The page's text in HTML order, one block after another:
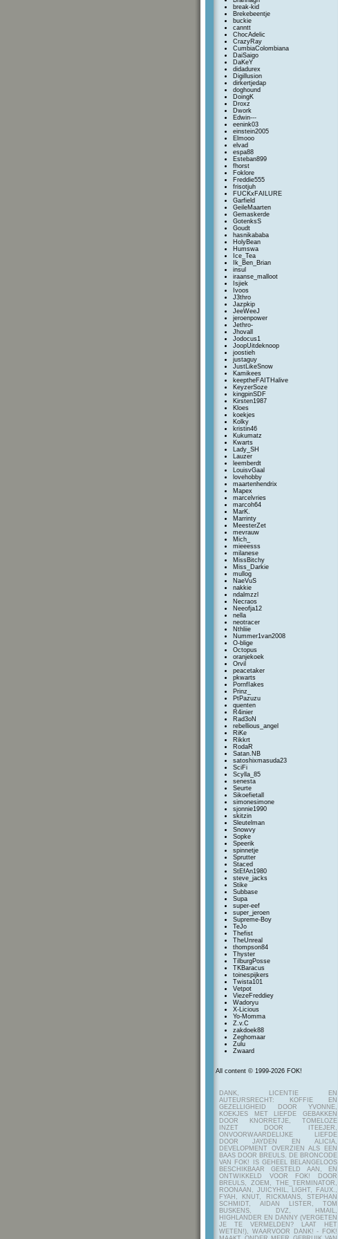
break-kid
Brekebeentje
buckie
canntt
ChocAdelic
CrazyRay
CumbiaColombiana
DaiSaigo
DaKeY
didadurex
Digillusion
dirkertjedap
doghound
DoingK
Droxz
Dwork
Edwin---
eenink03
einstein2005
Elmooo
elvad
espa88
Esteban899
fhorst
Foklore
Freddie555
frisotjuh
FUCKxFAILURE
Garfield
GeileMaarten
Gemaskerde
GotenksS
Goudt
hasnikababa
HolyBean
Humswa
Ice_Tea
Ik_Ben_Brian
insul
iraanse_malloot
Isjiek
Ivoos
J3thro
Jazpkip
JeeWeeJ
jeroenpower
Jethro-
Jhovall
Jodocus1
JoopUitdeknoop
joostieh
justaguy
JustLikeSnow
Kamikees
keeptheFAITHalive
KeyzerSoze
kingpinSDF
Kirsten1987
Kloes
koekjes
Kolky
kristin46
Kukumatz
Kwarts
Lady_SH
Lauzer
leemberdt
LouisvGaal
lovehobby
maartenhendrix
Mapex
marcelvries
marcoh64
MarK.
Marrinty
MeesterZet
mevrauw
Mich_
mieeesss
milanese
MissBitchy
Miss_Darkie
mullog
NaeVuS
nakkie
ndalmzzl
Necraos
Neeofja12
nella
neotracer
Nthliie
Nummer1van2008
O-blige
Octopus
oranjekoek
Orvil
peacetaker
pkwarts
PornfIakes
Prinz_
PtPazuzu
quenten
R4inier
Rad3oN
rebellious_angel
RiKe
Rikkrt
RodaR
Satan.NB
satoshixmasuda23
SciFi
Scylla_85
senesta
Seurte
Sikoefietall
simonesimone
sjonnie1990
skitzin
Sleutelman
Snowvy
Sopke
Speerik
spinnetje
Sprutter
Staced
StEfAn1980
steve_jacks
Stike
Subbase
Supa
super-eef
super_jeroen
Supreme-Boy
TeJo
Thefist
TheUnreal
thompson84
Thyster
TilburgPosse
TKBaracus
toinespijkers
Twista101
Vetpot
ViezeFreddiey
Wadoryu
X-Licious
Yo-Momma
Z.v.C
zakdoek88
Zeghomaar
Zulu
Zwaard
All content © 1999-2026 FOK!
DANK, LICENTIE EN
AUTEURSRECHT: KOFFIE EN
GEZELLIGHEID DOOR YVONNE,
KOEKJES MET LIEFDE GEBAKKEN
DOOR KNORRETJE, TOMELOZE
INZET DOOR ITEEJER,
ONVOORWAARDELIJKE LIEFDE
DOOR JAYDEN EN ALICIA,
DEVELOPMENT OVERZIEN ALS EEN
BAAS DOOR BREULS. DE BRONCODE
VAN FOK! IS GEHEEL BELANGELOOS
BESCHIKBAAR GESTELD AAN, EN
ONTWIKKELD VOOR FOK! DOOR
BREULS, ZOEM, THE_TERMINATOR,
ROONAAN, JUICYHIL, LIGHT, FAUX.,
FYAH, KNUT, RICKMANS, STEPHAN
SCHMIDT, AIDAN LISTER, TOM
BUSKENS, DVZ, HMAIL,
HIGHLANDER EN DANNY (VERGETEN
JE TE VERMELDEN? LAAT HET
WETEN!), WAARVOOR DANK! - FOK!